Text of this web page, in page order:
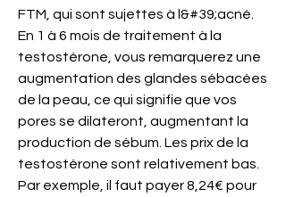
FTM, qui sont sujettes à l&#39;acné.
En 1 à 6 mois de traitement à la
testostérone, vous remarquerez une
augmentation des glandes sébacées
de la peau, ce qui signifie que vos
pores se dilateront, augmentant la
production de sébum. Les prix de la
testostérone sont relativement bas.
Par exemple, il faut payer 8,24€ pour